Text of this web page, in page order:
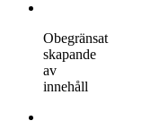
Obegränsat
skapande
av
innehåll